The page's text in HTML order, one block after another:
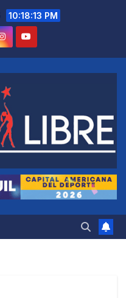
10:18:13 PM